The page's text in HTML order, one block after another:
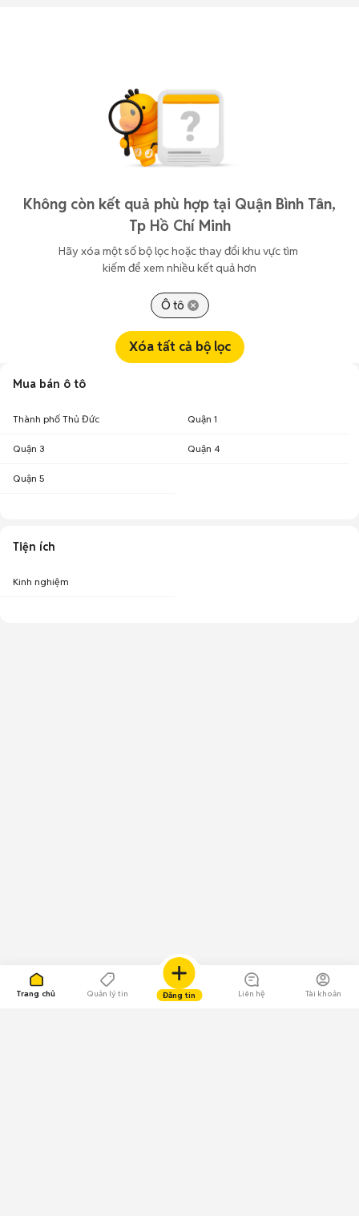
Trang chủ Quản lý tin Đăng tin Liên hệ Tài khoản
Không còn kết quả phù hợp tại Quận Bình Tân,
Tp Hồ Chí Minh
Hãy xóa một số bộ lọc hoặc thay đổi khu vực tìm
kiếm để xem nhiều kết quả hơn
Ô tô
Xóa tất cả bộ lọc
Mua bán ô tô
Thành phố Thủ Đức Quận 1
Quận 3 Quận 4
Quận 5
Tiện ích
Kinh nghiệm